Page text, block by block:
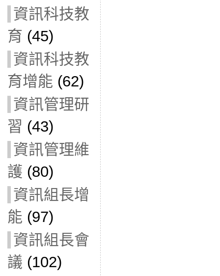
資訊科技教
育 (45)
資訊科技教
育增能 (62)
資訊管理研
習 (43)
資訊管理維
護 (80)
資訊組長增
能 (97)
資訊組長會
議 (102)